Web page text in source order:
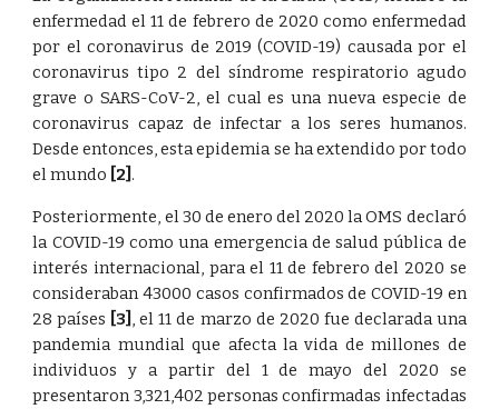
enfermedad el 11 de febrero de 2020 como enfermedad
por el coronavirus de 2019 (COVID-19) causada por el
coronavirus tipo 2 del síndrome respiratorio agudo
grave o SARS-CoV-2, el cual es una nueva especie de
coronavirus capaz de infectar a los seres humanos.
Desde entonces, esta epidemia se ha extendido por todo
el mundo [2] .
Posteriormente, el 30 de enero del 2020 la OMS declaró
la COVID-19 como una emergencia de salud pública de
interés internacional, para el 11 de febrero del 2020 se
consideraban 43000 casos confirmados de COVID-19 en
28 países [3] , el 11 de marzo de 2020 fue declarada una
pandemia mundial que afecta la vida de millones de
individuos y a partir del 1 de mayo del 2020 se
presentaron 3,321,402 personas confirmadas infectadas